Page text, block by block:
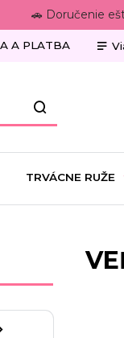
🚗 Doručenie
A PLATBA
TRVÁCNE RUŽE